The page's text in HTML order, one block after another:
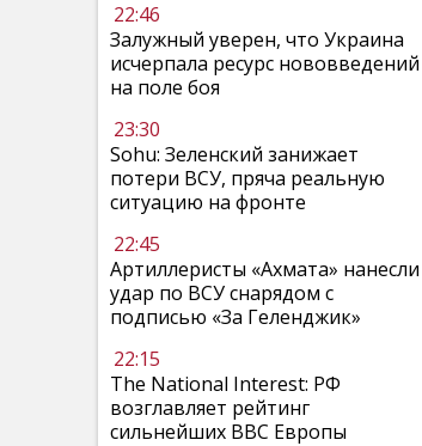
22:46
Залужный уверен, что Украина
исчерпала ресурс нововведений
на поле боя
23:30
Sohu: Зеленский занижает
потери ВСУ, пряча реальную
ситуацию на фронте
22:45
Артиллеристы «Ахмата» нанесли
удар по ВСУ снарядом с
подписью «За Геленджик»
22:15
The National Interest: РФ
возглавляет рейтинг
сильнейших ВВС Европы